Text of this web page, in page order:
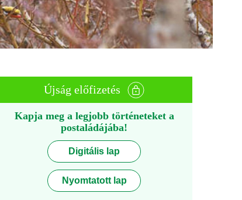
Újság előfizetés
Kapja meg a legjobb történeteket a
postaládájába!
Digitális lap
Nyomtatott lap